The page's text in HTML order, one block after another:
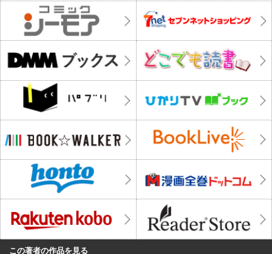
この著者の作品を見る